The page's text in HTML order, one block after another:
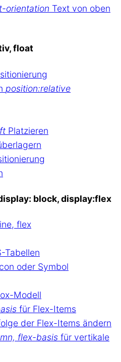
orientation Text von oben
float
position:relative
Platzieren
block, display:flex
flex
Tabellen
oder Symbol
Modell
für Flex-Items
der Flex-Items ändern
flex-basis für vertikale